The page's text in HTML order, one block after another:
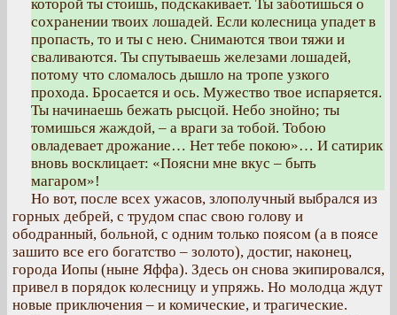
которой ты стоишь, подскакивает. Ты заботишься о
сохранении твоих лошадей. Если колесница упадет в
пропасть, то и ты с нею. Снимаются твои тяжи и
сваливаются. Ты спутываешь железами лошадей,
потому что сломалось дышло на тропе узкого
прохода. Бросается и ось. Мужество твое испаряется.
Ты начинаешь бежать рысцой. Небо знойно; ты
томишься жаждой, – а враги за тобой. Тобою
овладевает дрожание… Нет тебе покою»… И сатирик
вновь восклицает: «Поясни мне вкус – быть
магаром»!
Но вот, после всех ужасов, злополучный выбрался из
горных дебрей, с трудом спас свою голову и
ободранный, больной, с одним только поясом (а в поясе
зашито все его богатство – золото), достиг, наконец,
города Иопы (ныне Яффа). Здесь он снова экипировался,
привел в порядок колесницу и упряжь. Но молодца ждут
новые приключения – и комические, и трагические.